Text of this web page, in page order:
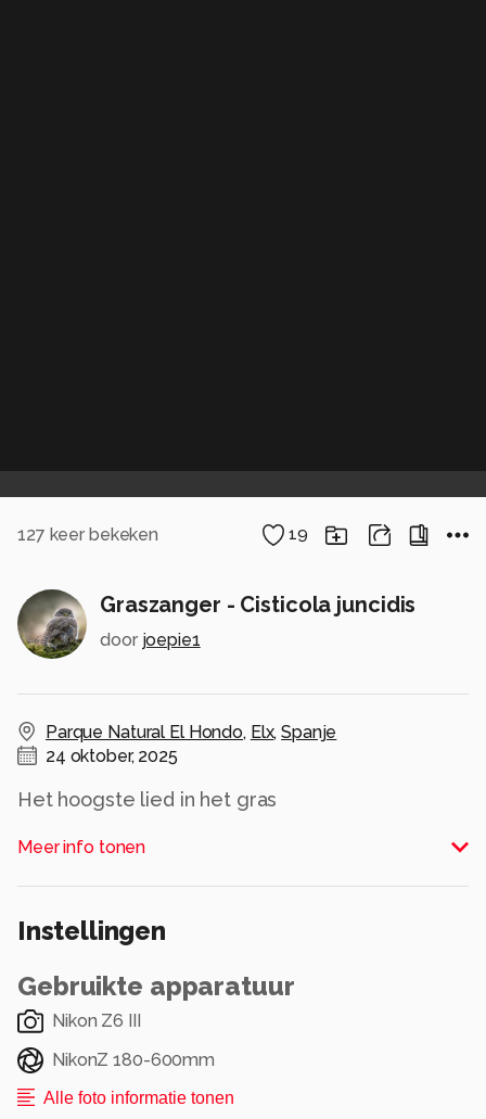
127 keer bekeken 19
Graszanger - Cisticola juncidis
door joepie1
Parque Natural El Hondo, Elx,Spanje
24 oktober, 2025
Het hoogste lied in het gras
Alle rechten voorbehouden
Meer info tonen
Instellingen
Gebruikte apparatuur
Nikon Z6 III
NikonZ 180-600mm
Alle foto informatie tonen